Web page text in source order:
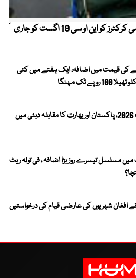
کیریبین پریمیئر لیگ ، قومی کرکٹرز کو این او سی 19 اگست کو جاری
کی قیمت میں اضافہ، ایک ہفتے میں کئی
ویمنز ایشیا کپ 2026، پاکستان اور بھارت کا مقابلہ دبئی میں
مسلسل تیسرے روز بڑا اضافہ ، فی تولہ ریٹ
نے افغان شہریوں کی عارضی قیام کی درخواستیں